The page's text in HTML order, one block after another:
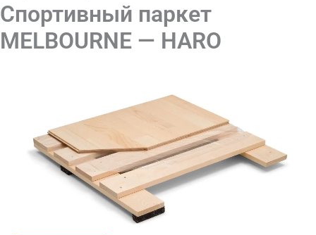
Спортивный паркет
MELBOURNE — HARO